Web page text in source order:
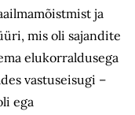
ja
mis oli sajandite
elukorraldusega
vastuseisugi –
ega